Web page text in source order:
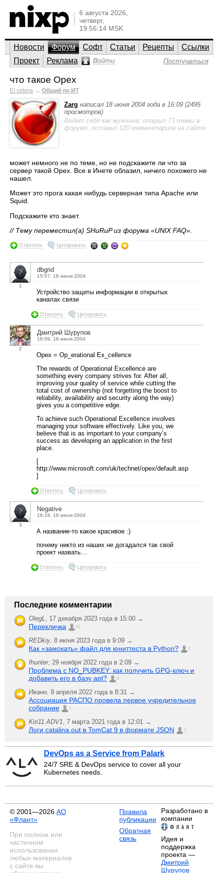
6 августа 2026,
четверг,
19:56:14 MSK
Новости Форум Софт Статьи Рецепты
Ссылки
Проект
Реклама Войти Постучаться
что такое Opex
Et cetera → Общий по ИТ
Zarg написал 18 июня 2004 года в 16:09 (2495
просмотров)
Ведет себя как мужчина; открыл 73 темы в
форуме, оставил 120 комментариев на сайте.
может немного не по теме, но не подскажите ли что за
сервер такой Opex. Все в Инете облазил, ничего похожего не
нашел.
Может это прога какая нибудь серверная типа Apache или
Squid.
Подскажите кто знает.
// Тему переместил(а) SHuRuP из форума «UNIX FAQ».
Ответить Цитировать
1
dbgrid
15:57, 18 июня 2004
Устройство защиты информации в открытых
каналах связи
Ответить Цитировать
2
Дмитрий Шурупов
16:09, 18 июня 2004
Opex = Op_erational Ex_cellence
The rewards of Operational Excellence are
something every company strives for. After all,
improving your quality of service while cutting the
total cost of ownership (not forgetting the boost to
reliability, availability and security along the way)
gives you a competitive edge.
To achieve such Operational Excellence involves
managing your software effectively. Like you, we
believe that is as important to your company’s
success as developing an application in the first
place.
[
http://www.microsoft.com/uk/technet/opex/default.asp
]
Ответить Цитировать
3
Negative
19:19, 18 июня 2004
А название-то какое красивое :)
почему никто из наших не догадался так свой
проект назвать…
Ответить Цитировать
Последние комментарии
OlegL 17 декабря 2023 года в 15:00 →
Перекличка 21
REDkiy 8 июня 2023 года в 9:09 →
Как «замокать» файл для юниттеста в Python? 2
fhunter, 29 ноября 2022 года в 2:09 →
Проблема с NO_PUBKEY: как получить GPG-ключ и
добавить его в базу apt?
6
Иванн 9 апреля 2022 года в 8:31 →
Ассоциация РАСПО провела первое учредительное
собрание
1
Kiri11.ADV1 7 марта 2021 года в 12:01 →
Логи catalina.out в TomCat 9 в формате JSON 1
DevOps as a Service from Palark
24/7 SRE & DevOps service to cover all your
Kubernetes needs.
© 2001—2026 АО
«Флант»
При полном или
частичном
использовании
любых материалов
с сайта вы
Правила
публикации
Обратная
связь
Разработано в
компании
Идея и
поддержка
проекта —
Дмитрий
Шурупов